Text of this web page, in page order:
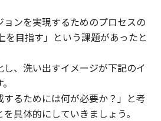
ンを実現するためのプロセスの
を目指す」という課題があったと
、洗い出すイメージが下記のイ
するためには何が必要か？」と考
具体的にしていきましょう。